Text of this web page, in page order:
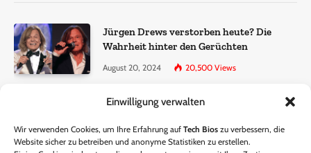
Einwilligung verwalten
Wir verwenden Cookies, um Ihre Erfahrung auf Tech Bios zu verbessern, die
Website sicher zu betreiben und anonyme Statistiken zu erstellen.
Jürgen Drews verstorben heute? Die
Wahrheit hinter den Gerüchten
August 20, 2024 20,500 Views
Ralf Dammasch Traueranzeige:
June 26, 2024 13,286Views